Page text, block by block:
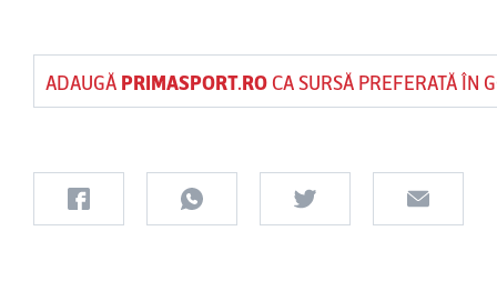
ADAUGĂ PRIMASPORT.ROCA SURSĂ PREFERATĂ ÎN